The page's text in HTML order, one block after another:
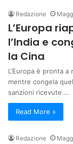
Redazione
L’Europa
l’India e
la Cina
L’Europa è pronta a
mentre congela
sanzioni ricevute.…
Read More »
Redazione